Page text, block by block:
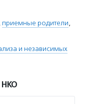
приемные родители,
и независимых
НКО